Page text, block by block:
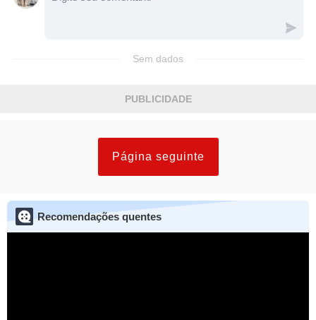
Sem dados
PUBLICIDADE
Página seguinte
Recomendações quentes